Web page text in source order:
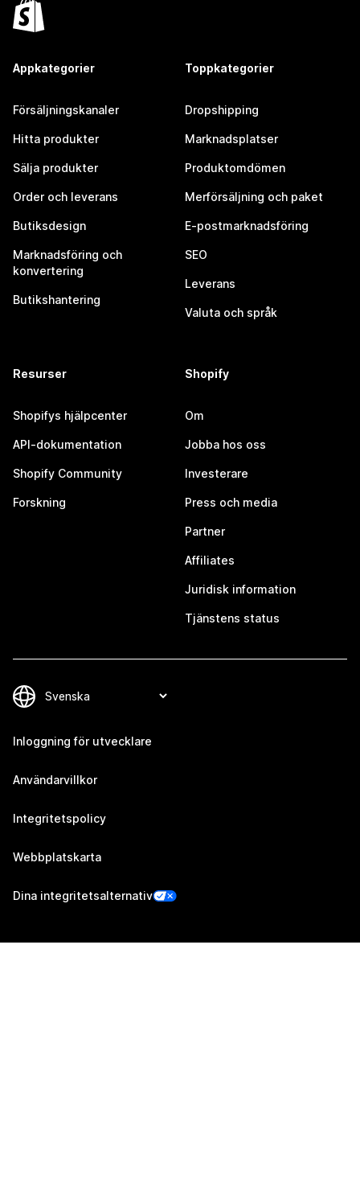
Appkategorier
Försäljningskanaler
Hitta produkter
Sälja produkter
Order och leverans
Butiksdesign
Marknadsföring och
konvertering
Butikshantering
Toppkategorier
Dropshipping
Marknadsplatser
Produktomdömen
Merförsäljning och paket
E-postmarknadsföring
SEO
Leverans
Valuta och språk
Resurser
Shopifys hjälpcenter
API-dokumentation
Shopify Community
Forskning
Shopify
Om
Jobba hos oss
Investerare
Press och media
Partner
Affiliates
Juridisk information
Tjänstens status
Inloggning för utvecklare
Användarvillkor
Integritetspolicy
Webbplatskarta
Dina integritetsalternativ